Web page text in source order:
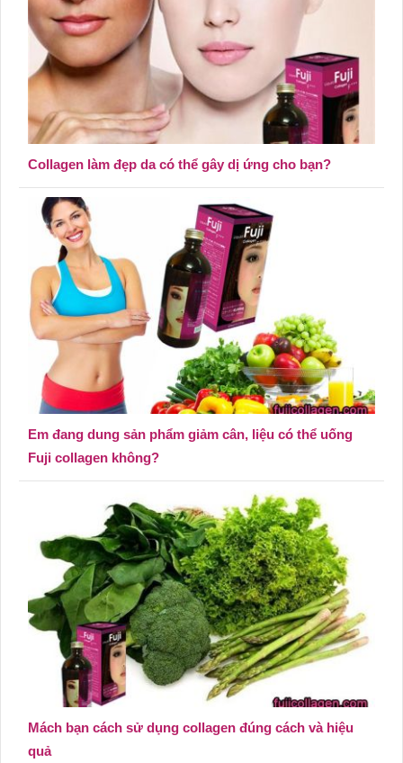
Collagen làm đẹp da có thể gây dị ứng cho bạn?
Em đang dung sản phẩm giảm cân, liệu có thể uống
Fuji collagen không?
Mách bạn cách sử dụng collagen đúng cách và hiệu
quả